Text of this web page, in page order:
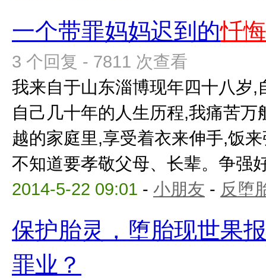
一个带罪妈妈迟到的忏悔
3 个回复 - 7811 次查看
我来自于山东淄博现年四十八岁,
自己几十年的人生历程,我痛苦
越的家庭里,享受着衣来伸手,饭
不知道要孝敬父母、长辈。争强
2014-5-22 09:01 - 小朋友 - 反堕
保护胎灵，堕胎现世果
罪业？